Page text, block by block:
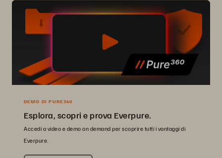
DEMO DI PURE360
Esplora, scopri e prova Everpure.
Accedi a video e demo on demand per scoprire tutti i vantaggi di
Everpure.